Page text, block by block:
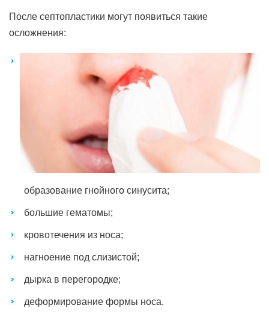
После септопластики могут появиться такие
осложнения:
образование гнойного синусита;
большие гематомы;
кровотечения из носа;
нагноение под слизистой;
дырка в перегородке;
деформирование формы носа.